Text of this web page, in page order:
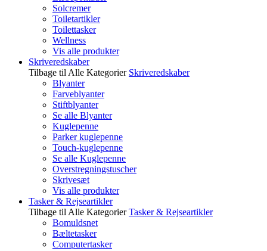
Solcremer
Toiletartikler
Toilettasker
Wellness
Vis alle produkter
Skriveredskaber
Tilbage til Alle Kategorier Skriveredskaber
Blyanter
Farveblyanter
Stiftblyanter
Se alle Blyanter
Kuglepenne
Parker kuglepenne
Touch-kuglepenne
Se alle Kuglepenne
Overstregningstuscher
Skrivesæt
Vis alle produkter
Tasker & Rejseartikler
Tilbage til Alle Kategorier Tasker & Rejseartikler
Bomuldsnet
Bæltetasker
Computertasker